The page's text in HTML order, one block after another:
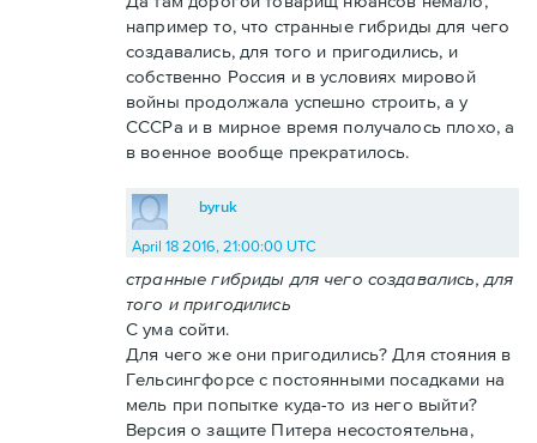
например то, что странные гибриды для чего
создавались, для того и пригодились, и
собственно Россия и в условиях мировой
войны продолжала успешно строить, а у
СССРа и в мирное время получалось плохо, а
в военное вообще прекратилось.
byruk
April 18 2016, 21:00:00 UTC
странные гибриды для чего создавались, для
того и пригодились
С ума сойти.
Для чего же они пригодились? Для стояния в
Гельсингфорсе с постоянными посадками на
мель при попытке куда-то из него выйти?
Версия о защите Питера несостоятельна,